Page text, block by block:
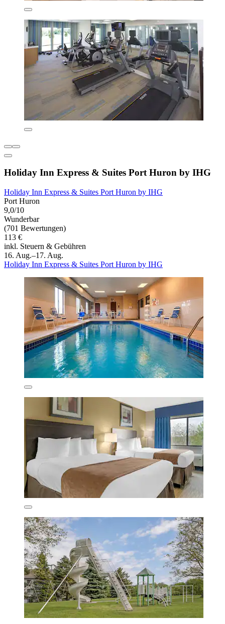
Holiday Inn Express & Suites Port Huron by IHG
Holiday Inn Express & Suites Port Huron by IHG
Port Huron
9,0/10
Wunderbar
(701 Bewertungen)
113 €
inkl. Steuern & Gebühren
16. Aug.–17. Aug.
Holiday Inn Express & Suites Port Huron by IHG